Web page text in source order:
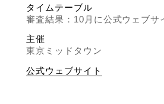
タイムテーブル
審査結果：10月に公式ウェブサ
主催
東京ミッドタウン
公式ウェブサイト